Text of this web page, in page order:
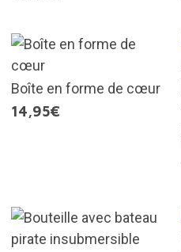
Boîte en forme de cœur
14,95€